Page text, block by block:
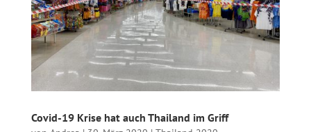
Covid-19 Krise hat auch Thailand im Griff